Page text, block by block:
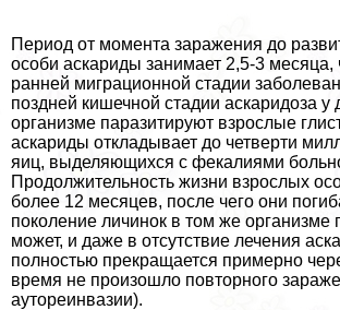
Период от момента заражения до
особи аскариды занимает 2,5-3 месяца,
ранней миграционной стадии
поздней кишечной стадии аскаридоза у
организме паразитируют взрослые
аскариды откладывает до четверти
яиц, выделяющихся с фекалиями
Продолжительность жизни взрослых
более 12 месяцев, после чего они
поколение личинок в том же организме
может, и даже в отсутствие лечения
полностью прекращается примерно
время не произошло повторного
аутореинвазии).